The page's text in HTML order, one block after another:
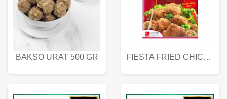
BAKSO URAT 500 GR FIESTA FRIED CHICKEN 500 GR